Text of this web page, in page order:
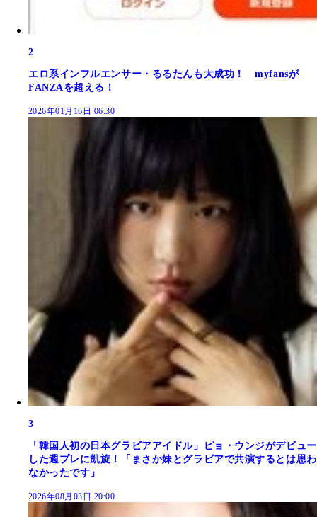
2
エロ系インフルエンサー・るるたんも大成功！ myfansが
FANZAを超える！
2026年01月16日 06:30
3
「韓国人初の日本グラビアアイドル」ピョ・ウンジがデビュー
した週プレに凱旋！「まさか妹とグラビアで共演するとは思わ
なかったです」
2026年08月03日 20:00